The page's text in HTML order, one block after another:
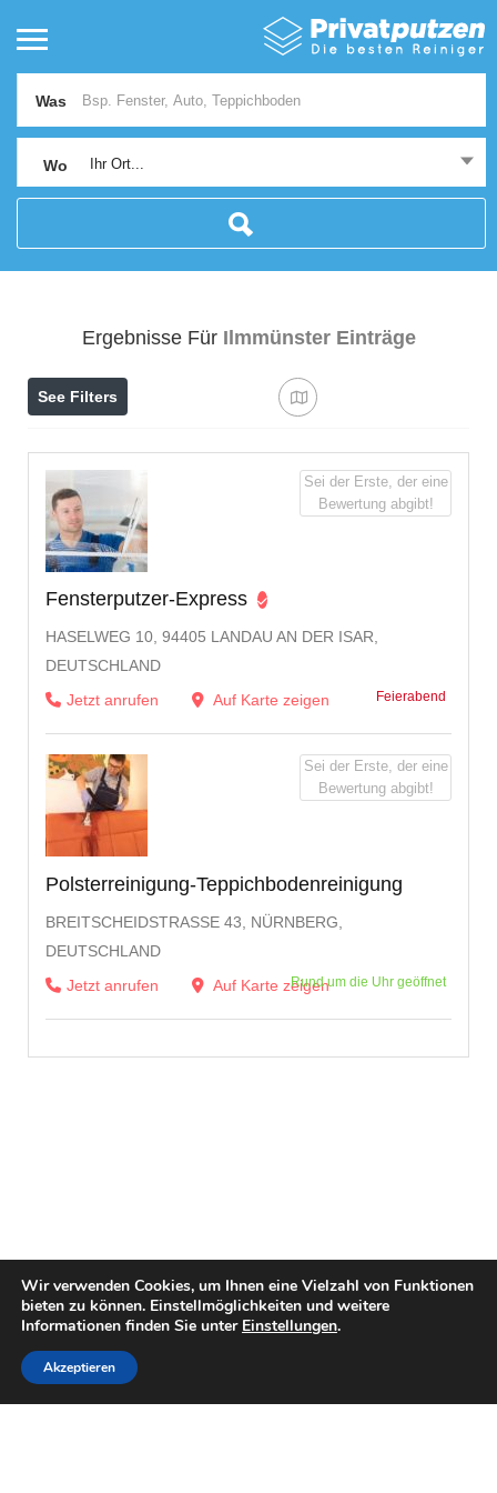
Was
Wo Ihr Ort...
Ergebnisse Für Ilmmünster Einträge
See Filters
Fensterputzer-Express
HASELWEG 10, 94405 LANDAU AN DER ISAR,
DEUTSCHLAND
Jetzt anrufen
Auf Karte zeigen Feierabend
Sei der Erste, der eine
Bewertung abgibt!
Polsterreinigung-Teppichbodenreinigung
BREITSCHEIDSTRASSE 43, NÜRNBERG, D
EUTSCHLAND
Jetzt anrufen
Auf Karte zeigenRund um die Uhr geöffnet
Sei der Erste, der eine
Bewertung abgibt!
Wir verwenden Cookies, um Ihnen eine Vielzahl von Funktionen
bieten zu können. Einstellmöglichkeiten und weitere
Informationen finden Sie unter Einstellungen.
Akzeptieren